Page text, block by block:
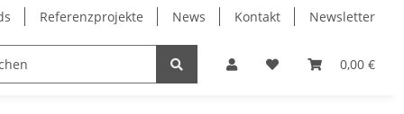
Referenzprojekte News Kontakt Newsletter
0,00 €
Lagertechnik Lineartechnik